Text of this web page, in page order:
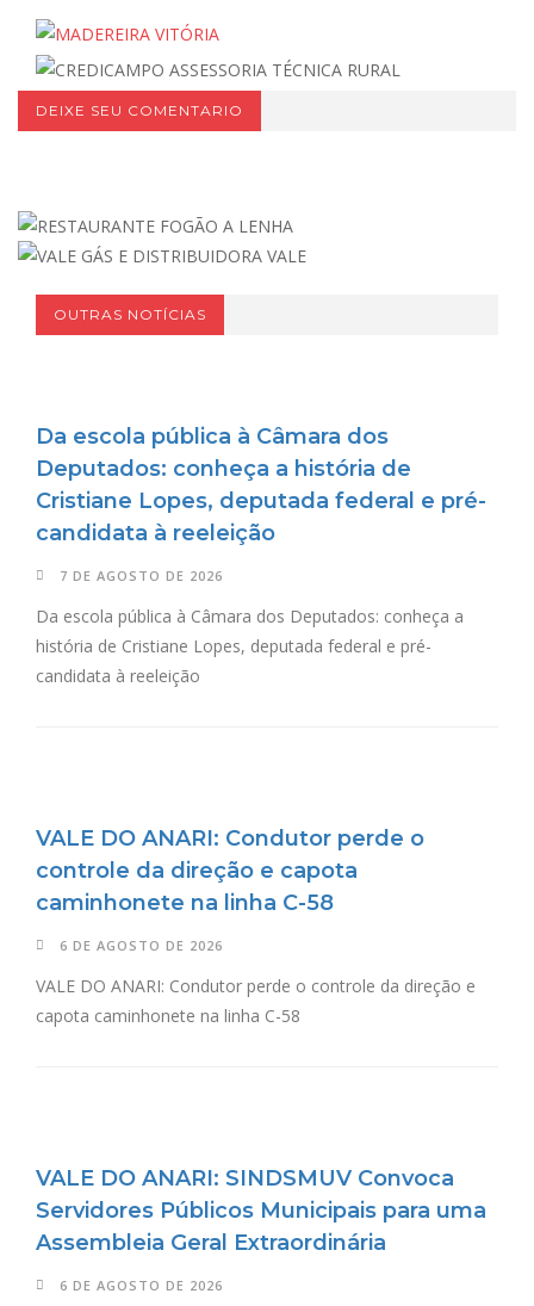
DEIXE SEU COMENTARIO
OUTRAS NOTÍCIAS
Da escola pública à Câmara dos
Deputados: conheça a história de
Cristiane Lopes, deputada federal e pré-
candidata à reeleição
7 DE AGOSTO DE 2026
Da escola pública à Câmara dos Deputados: conheça a
história de Cristiane Lopes, deputada federal e pré-
candidata à reeleição
VALE DO ANARI: Condutor perde o
controle da direção e capota
caminhonete na linha C-58
6 DE AGOSTO DE 2026
VALE DO ANARI: Condutor perde o controle da direção e
capota caminhonete na linha C-58
VALE DO ANARI: SINDSMUV Convoca
Servidores Públicos Municipais para uma
Assembleia Geral Extraordinária
6 DE AGOSTO DE 2026